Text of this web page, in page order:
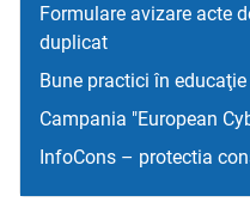
Formulare avizare acte
duplicat
Bune practici în educaţie
Campania "European
InfoCons – protectia